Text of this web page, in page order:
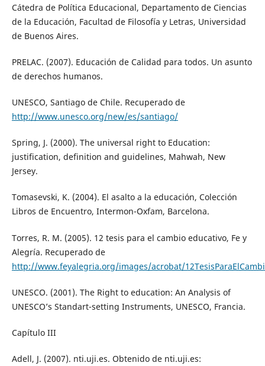
Cátedra de Política Educacional, Departamento de Ciencias
de la Educación, Facultad de Filosofía y Letras, Universidad
de Buenos Aires.
PRELAC. (2007). Educación de Calidad para todos. Un asunto
de derechos humanos.
UNESCO, Santiago de Chile. Recuperado de
http://www.unesco.org/new/es/santiago/
Spring, J. (2000). The universal right to Education:
justification, definition and guidelines, Mahwah, New
Jersey.
Tomasevski, K. (2004). El asalto a la educación, Colección
Libros de Encuentro, Intermon-Oxfam, Barcelona.
Torres, R. M. (2005). 12 tesis para el cambio educativo, Fe y
Alegría. Recuperado de
http://www.feyalegria.org/images/acrobat/
UNESCO. (2001). The Right to education: An Analysis of
UNESCO’s Standart-setting Instruments, UNESCO, Francia.
Capítulo III
Adell, J. (2007). nti.uji.es. Obtenido de nti.uji.es: